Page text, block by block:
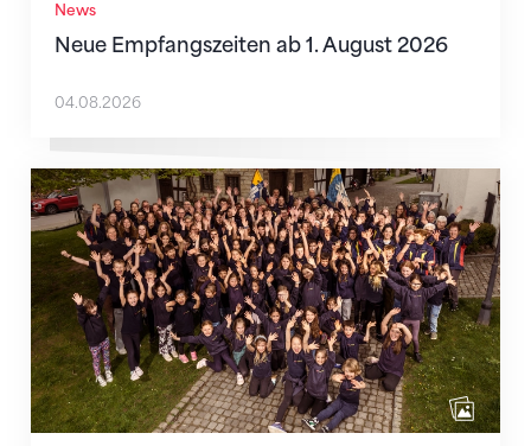
News
Neue Empfangszeiten ab 1. August 2026
04.08.2026
Mitmachen ist selbstverständlich